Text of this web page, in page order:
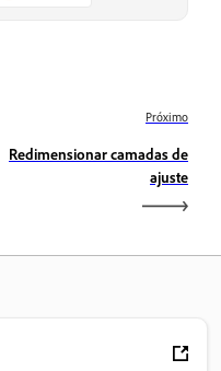
Próximo
Redimensionar camadas de
ajuste